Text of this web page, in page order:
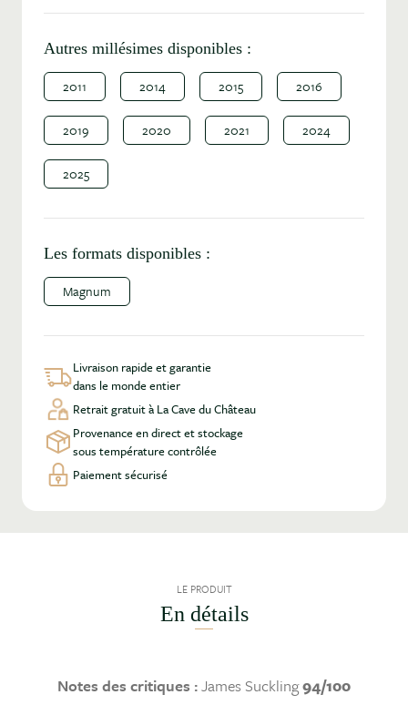
Autres millésimes disponibles :
2011 2014 2015 2016
2019 2020 2021 2024
2025
Les formats disponibles :
Magnum
Livraison rapide et garantie
dans le monde entier
Retrait gratuit à La Cave du Château
Provenance en direct et stockage
sous température contrôlée
Paiement sécurisé
LE PRODUIT
En détails
Notes des critiques :James Suckling94/100